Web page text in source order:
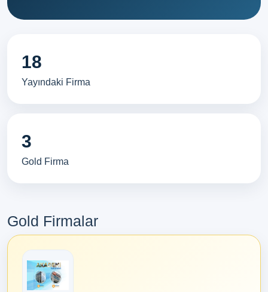
18
Yayındaki Firma
3
Gold Firma
Gold Firmalar